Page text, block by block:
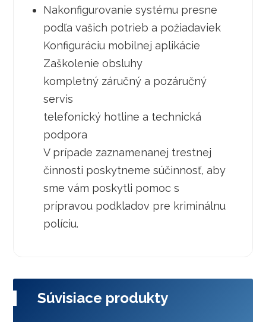
Nakonfigurovanie systému presne
podľa vašich potrieb a požiadaviek
Konfiguráciu mobilnej aplikácie
Zaškolenie obsluhy
kompletný záručný a pozáručný
servis
telefonický hotline a technická
podpora
V prípade zaznamenanej trestnej
činnosti poskytneme súčinnosť, aby
sme vám poskytli pomoc s
prípravou podkladov pre kriminálnu
políciu.
Súvisiace produkty